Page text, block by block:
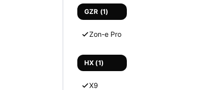
GZR (1)
Zon-e Pro
HX (1)
X9